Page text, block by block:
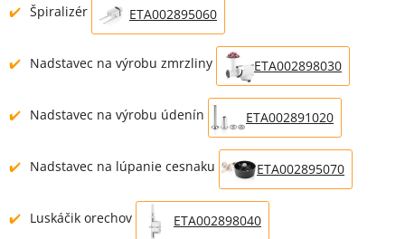
Špiralizér ETA002895060
Nadstavec na výrobu zmrzliny ETA002898030
Nadstavec na výrobu údenín ETA002891020
Nadstavec na lúpanie cesnaku ETA002895070
Luskáčik orechov ETA002898040